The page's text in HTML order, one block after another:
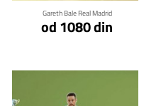
Gareth Bale Real Madrid
od 1080 din